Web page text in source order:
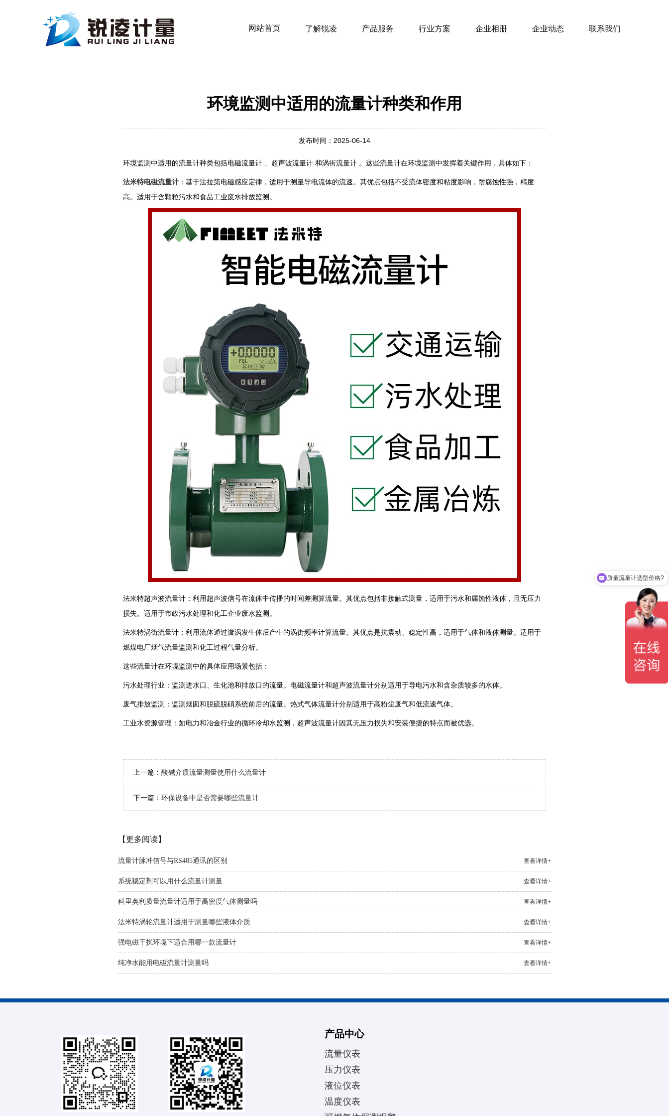
网站首页 了解锐凌 产品服务 行业方案 企业相册 企业动态 联系我们
环境监测中适用的流量计种类和作用
发布时间：2025-06-14
环境监测中适用的流量计种类包括电磁流量计 、超声波流量计 和涡街流量计 ‌。这些流量计在环境监测中发挥着关键作用，具体如下：
法米特电磁流量计‌ ：基于法拉第电磁感应定律，适用于测量导电流体的流速。其优点包括不受流体密度和粘度影响，耐腐蚀性强，精度
高。适用于含颗粒污水和食品工业废水排放监测‌。
法米特‌超声波流量计‌：利用超声波信号在流体中传播的时间差测算流量。其优点包括非接触式测量，适用于污水和腐蚀性液体，且无压力
损失。适用于市政污水处理和化工企业废水监测‌。
法米特‌涡街流量计‌：利用流体通过漩涡发生体后产生的涡街频率计算流量。其优点是抗震动、稳定性高，适用于气体和液体测量。适用于
燃煤电厂烟气流量监测和化工过程气量分析‌。
这些流量计在环境监测中的具体应用场景包括：
‌污水处理行业‌：监测进水口、生化池和排放口的流量。电磁流量计和超声波流量计分别适用于导电污水和含杂质较多的水体‌。
‌废气排放监测‌：监测烟囱和脱硫脱硝系统前后的流量。热式气体流量计分别适用于高粉尘废气和低流速气体‌。
‌工业水资源管理‌：如电力和冶金行业的循环冷却水监测，超声波流量计因其无压力损失和安装便捷的特点而被优选‌。
上一篇： 酸碱介质流量测量使用什么流量计
下一篇： 环保设备中是否需要哪些流量计
【更多阅读】
查看详情+
流量计脉冲信号与RS485通讯的区别
查看详情+
系统稳定剂可以用什么流量计测量
查看详情+
科里奥利质量流量计适用于高密度气体测量吗
查看详情+
法米特涡轮流量计适用于测量哪些液体介质
查看详情+
强电磁干扰环境下适合用哪一款流量计
查看详情+
纯净水能用电磁流量计测量吗
产品中心
流量仪表
压力仪表
液位仪表
温度仪表
质量流量计选型价格?